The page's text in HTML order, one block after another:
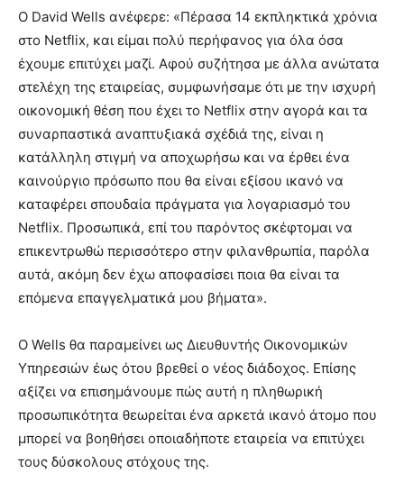
Ο David Wells ανέφερε: «Πέρασα 14 εκπληκτικά χρόνια
στο Netflix, και είμαι πολύ περήφανος για όλα όσα
έχουμε επιτύχει μαζί. Αφού συζήτησα με άλλα ανώτατα
στελέχη της εταιρείας, συμφωνήσαμε ότι με την ισχυρή
οικονομική θέση που έχει το Netflix στην αγορά και τα
συναρπαστικά αναπτυξιακά σχέδιά της, είναι η
κατάλληλη στιγμή να αποχωρήσω και να έρθει ένα
καινούργιο πρόσωπο που θα είναι εξίσου ικανό να
καταφέρει σπουδαία πράγματα για λογαριασμό του
Netflix. Προσωπικά, επί του παρόντος σκέφτομαι να
επικεντρωθώ περισσότερο στην φιλανθρωπία, παρόλα
αυτά, ακόμη δεν έχω αποφασίσει ποια θα είναι τα
επόμενα επαγγελματικά μου βήματα».
Ο Wells θα παραμείνει ως Διευθυντής Οικονομικών
Υπηρεσιών έως ότου βρεθεί ο νέος διάδοχος. Επίσης
αξίζει να επισημάνουμε πώς αυτή η πληθωρική
προσωπικότητα θεωρείται ένα αρκετά ικανό άτομο που
μπορεί να βοηθήσει οποιαδήποτε εταιρεία να επιτύχει
τους δύσκολους στόχους της.